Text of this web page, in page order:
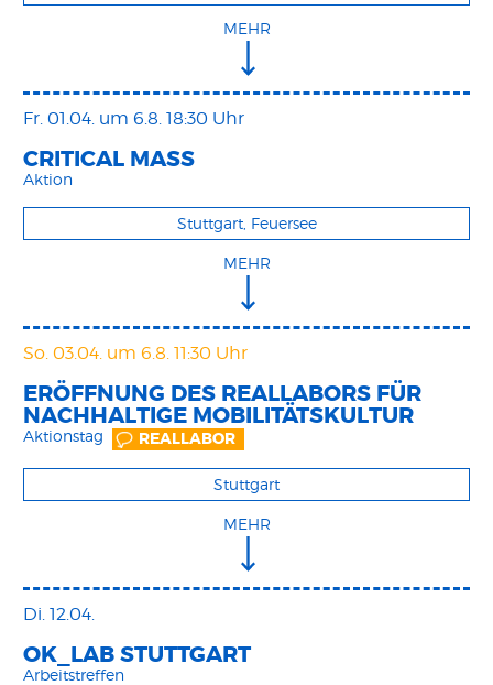
MEHR
Fr. 01.04. um 6.8. 18:30 Uhr
CRITICAL MASS
Aktion
Stuttgart, Feuersee
MEHR
So. 03.04. um 6.8. 11:30 Uhr
ERÖFFNUNG DES REALLABORS FÜR
NACHHALTIGE MOBILITÄTSKULTUR
Aktionstag REALLABOR
Stuttgart
MEHR
Di. 12.04.
OK_LAB STUTTGART
Arbeitstreffen